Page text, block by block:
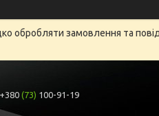
обробляти замовлення та
+380 (73) 100-91-19